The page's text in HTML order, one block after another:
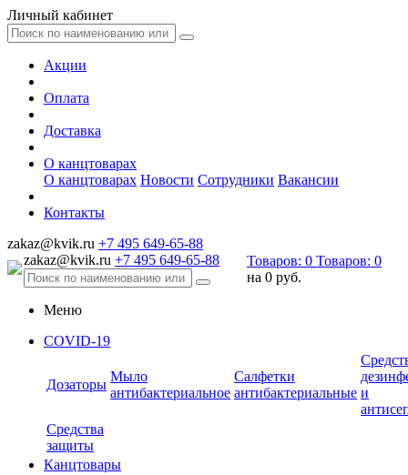
Личный кабинет
Акции
Оплата
Доставка
О канцтоварах
О канцтоварах Новости Сотрудники Вакансии
Контакты
zakaz@kvik.ru +7 495 649-65-88
zakaz@kvik.ru +7 495 649-65-88 Товаров: 0 Товаров: 0
на 0 руб.
Меню
COVID-19
Дозаторы
Мыло
антибактериальное
Салфетки
антибактериальные и
Средства
защиты
Канцтовары